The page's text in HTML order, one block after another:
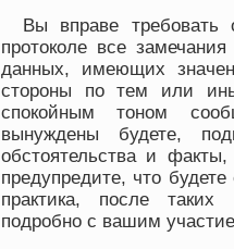
Вы вправе требовать
протоколе все
данных, имеющих
стороны по тем или
спокойным тоном
вынуждены будете,
обстоятельства и
предупредите, что
практика, после
подробно с вашим